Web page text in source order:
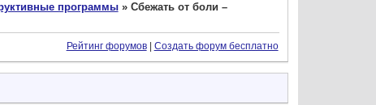
программы » Сбежать от боли –
Рейтинг форумов| Создать форум бесплатно